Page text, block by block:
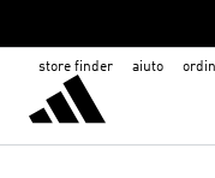
store finder aiuto